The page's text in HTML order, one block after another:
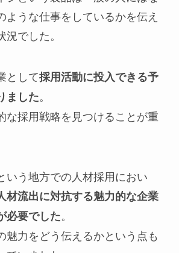
ような仕事をしているかを伝え
でした。
として採用活動に投入できる予
ました。
な採用戦略を見つけることが重
いう地方での人材採用におい
材流出に対抗する魅力的な企業
必要でした。
魅力をどう伝えるかという点も